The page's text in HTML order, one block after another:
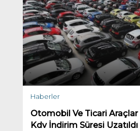
Haberler
Otomobil Ve Ticari Araçlar
Kdv İndirim Süresi Uzatıldı